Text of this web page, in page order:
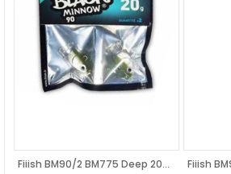
Fiiish BM90/2 BM775 Deep 20gr Kaki Jig Head